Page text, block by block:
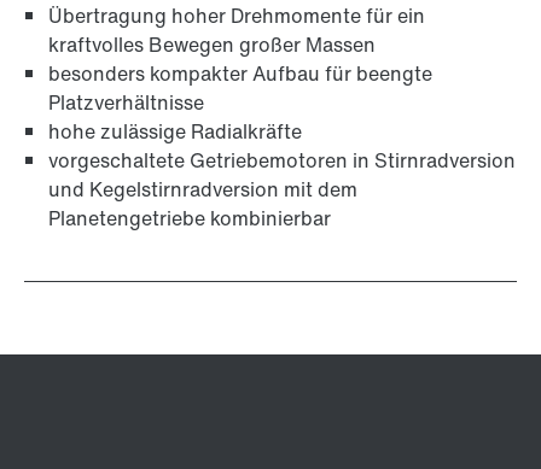
Übertragung hoher Drehmomente für ein
kraftvolles Bewegen großer Massen
besonders kompakter Aufbau für beengte
Platzverhältnisse
hohe zulässige Radialkräfte
vorgeschaltete Getriebemotoren in Stirnradversion
und Kegelstirnradversion mit dem
Planetengetriebe kombinierbar